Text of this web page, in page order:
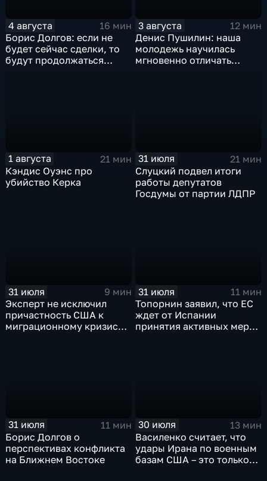
4 августа
16 мин
Борис Долгов: если не
будет сейчас сделки, то
будут продолжаться
3 августа
12 мин
Денис Пушилин: наша
молодежь научилась
мгновенно отличать
1 августа
21 мин
Кэндис Оуэнс про
убийство Керка
31 июля
21 мин
Слуцкий подвел итоги
работы депутатов
Госдумы от партии ЛДПР
31 июля
9 мин
Эксперт не исключил
причастность США к
миграционному кризису в
31 июля
11 мин
Топорнин заявил, что ЕС
ждет от Испании
принятия активных мер
31 июля
11 мин
Борис Долгов о
перспективах конфликта
на Ближнем Востоке
30 июля
13 мин
Василенко считает, что
удары Ирана по военным
базам США – это только